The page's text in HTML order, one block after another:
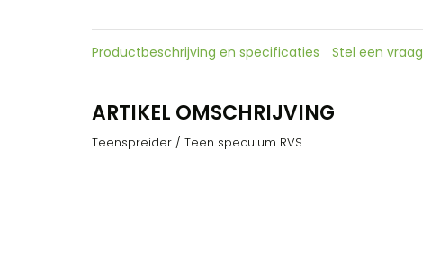
Productbeschrijving en specificaties Stel een vraag
ARTIKEL OMSCHRIJVING
Teenspreider / Teen speculum RVS